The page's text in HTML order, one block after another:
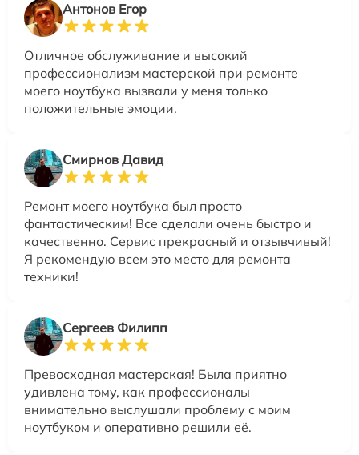
Антонов Егор
Отличное обслуживание и высокий
профессионализм мастерской при ремонте
моего ноутбука вызвали у меня только
положительные эмоции.
Смирнов Давид
Ремонт моего ноутбука был просто
фантастическим! Все сделали очень быстро и
качественно. Сервис прекрасный и отзывчивый!
Я рекомендую всем это место для ремонта
техники!
Сергеев Филипп
Превосходная мастерская! Была приятно
удивлена тому, как профессионалы
внимательно выслушали проблему с моим
ноутбуком и оперативно решили её.